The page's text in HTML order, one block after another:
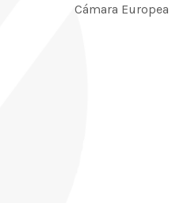
Cámara Europea